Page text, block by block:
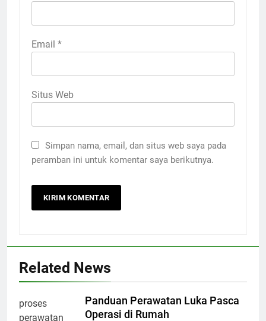
Email *
Situs Web
Simpan nama, email, dan situs web saya pada
peramban ini untuk komentar saya berikutnya.
Related News
Panduan Perawatan Luka Pasca
Operasi di Rumah